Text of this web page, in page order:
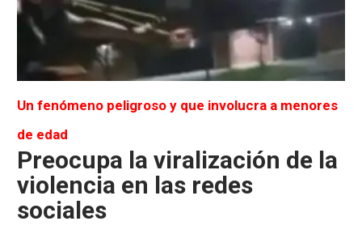
Un fenómeno peligroso y que involucra a menores
de edad
Preocupa la viralización de la
violencia en las redes
sociales